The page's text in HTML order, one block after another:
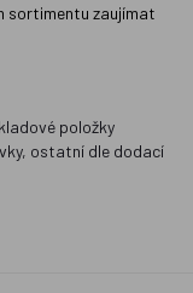
sortimentu zaujímat
položky
ostatní dle dodací